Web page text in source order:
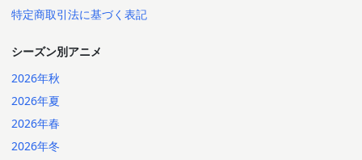
特定商取引法に基づく表記
シーズン別アニメ
2026年秋
2026年夏
2026年春
2026年冬